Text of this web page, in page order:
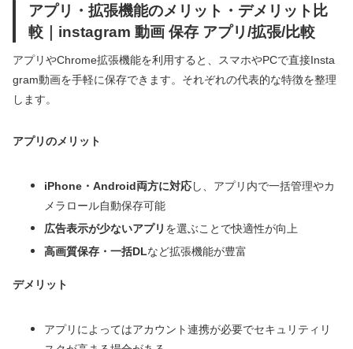
アプリ・拡張機能のメリット・デメリット比
較｜instagram 動画 保存 アプリ/拡張/比較
アプリやChrome拡張機能を利用すると、スマホやPCで直接Insta
gram動画を手軽に保存できます。それぞれの代表的な特徴を整理
します。
アプリのメリット
iPhone・Android両方に対応し、アプリ内で一括管理やカ
メラロール自動保存可能
広告表示が少ないアプリ を選ぶことで快適性が向上
高画質保存・一括DLなど拡張機能が豊富
デメリット
アプリによってはアカウント連携が必要でセキュリティリ